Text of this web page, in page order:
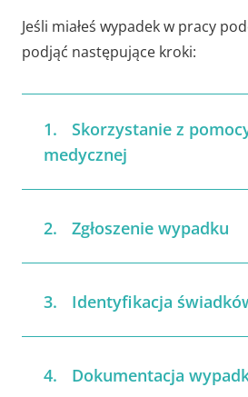
Jeśli miałeś wypadek w pracy
podjąć następujące kroki:
Skorzystanie z
medycznej
Zgłoszenie wypadku
Identyfikacja
Dokumentacja